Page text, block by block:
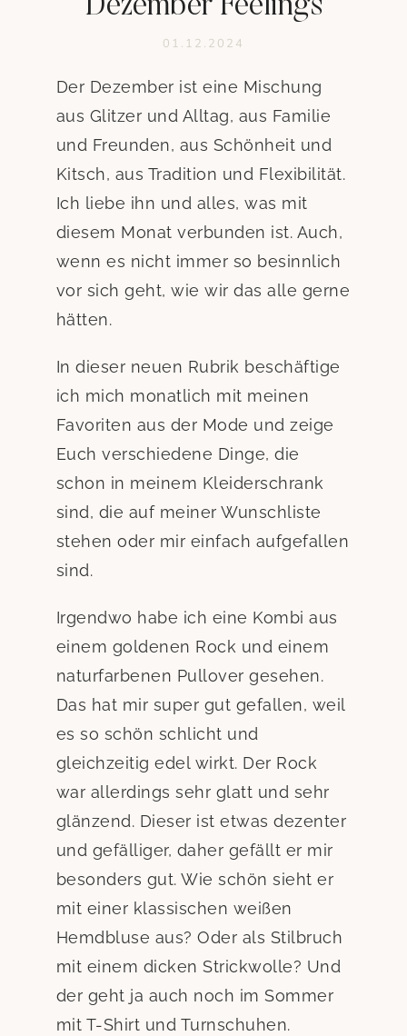
Dezember Feelings
01.12.2024
Der Dezember ist eine Mischung
aus Glitzer und Alltag, aus Familie
und Freunden, aus Schönheit und
Kitsch, aus Tradition und Flexibilität.
Ich liebe ihn und alles, was mit
diesem Monat verbunden ist. Auch,
wenn es nicht immer so besinnlich
vor sich geht, wie wir das alle gerne
hätten.
In dieser neuen Rubrik beschäftige
ich mich monatlich mit meinen
Favoriten aus der Mode und zeige
Euch verschiedene Dinge, die
schon in meinem Kleiderschrank
sind, die auf meiner Wunschliste
stehen oder mir einfach aufgefallen
sind.
Irgendwo habe ich eine Kombi aus
einem goldenen Rock und einem
naturfarbenen Pullover gesehen.
Das hat mir super gut gefallen, weil
es so schön schlicht und
gleichzeitig edel wirkt. Der Rock
war allerdings sehr glatt und sehr
glänzend. Dieser ist etwas dezenter
und gefälliger, daher gefällt er mir
besonders gut. Wie schön sieht er
mit einer klassischen weißen
Hemdbluse aus? Oder als Stilbruch
mit einem dicken Strickwolle? Und
der geht ja auch noch im Sommer
mit T-Shirt und Turnschuhen.